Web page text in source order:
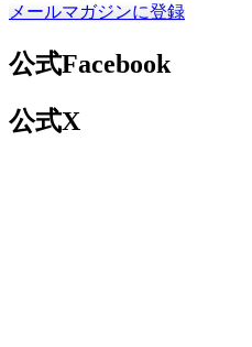
メールマガジンに登録
公式Facebook
公式X